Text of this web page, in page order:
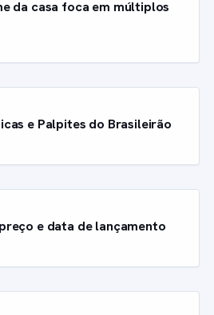
da casa foca em múltiplos
e Palpites do Brasileirão
e data de lançamento